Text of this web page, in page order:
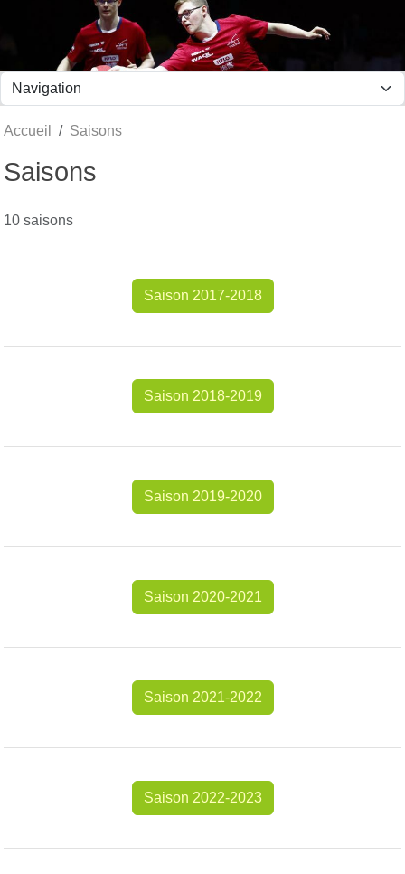
Accueil Saisons
Saisons
10 saisons
Saison 2017-2018
Saison 2018-2019
Saison 2019-2020
Saison 2020-2021
Saison 2021-2022
Saison 2022-2023
Panneau de gestion des cookies